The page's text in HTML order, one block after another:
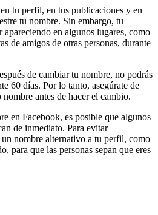
tu perfil, en tus publicaciones y en
tu nombre. Sin embargo, tu
en algunos lugares, como
de amigos de otras personas, durante
de cambiar tu nombre, no podrás
60 días. Por lo tanto, asegúrate de
antes de hacer el cambio.
en Facebook, es posible que algunos
de inmediato. Para evitar
nombre alternativo a tu perfil, como
para que las personas sepan que eres